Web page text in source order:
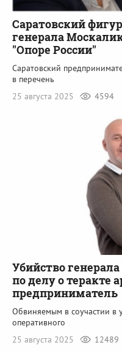
Саратовский
генерала
"Опоре России"
Саратовский
в перечень
25 августа 2025
4594
Убийство
по делу о теракте
предприниматель
Обвиняемым в соучастии в
оперативного
25 августа 2025
12489